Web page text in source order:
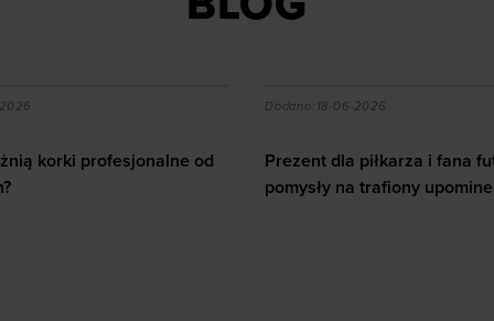
piłkarza i fana futbolu - pomysły na trafiony upominek
i fana futbolu -
upominek
Jak dbać o serce u
Dodano: 12-06-2026
Jak dbać o serce u